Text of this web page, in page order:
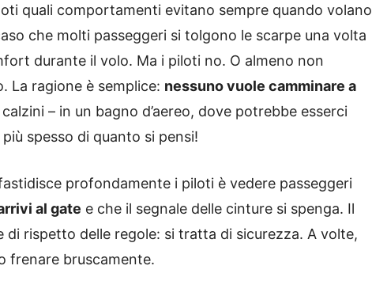
quali comportamenti evitano sempre quando volano
che molti passeggeri si tolgono le scarpe una volta
durante il volo. Ma i piloti no. O almeno non
La ragione è semplice: nessuno vuole camminare a
– in un bagno d’aereo, dove potrebbe esserci
spesso di quanto si pensi!
profondamente i piloti è vedere passeggeri
al gate e che il segnale delle cinture si spenga. Il
di rispetto delle regole: si tratta di sicurezza. A volte,
frenare bruscamente.